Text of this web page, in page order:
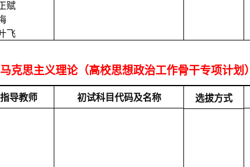
赋
飞
克思主义理论（高校思想政治工作骨干专项计划）
指导教师 初试科目代码及名称 选拔方式